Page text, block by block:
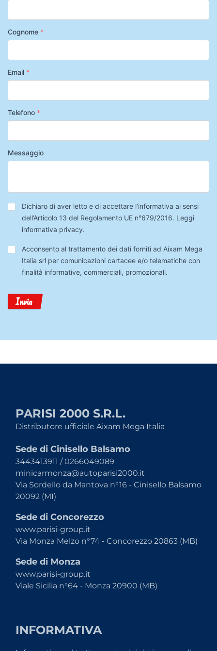
Cognome *
Email *
Telefono *
Messaggio
Privacy*
Dichiaro di aver letto e di accettare l’informativa ai sensi
dell’Articolo 13 del Regolamento UE n°679/2016. Leggi
informativa privacy.
Trattamento
Dati
Acconsento al trattamento dei dati forniti ad Aixam Mega
Italia srl per comunicazioni cartacee e/o telematiche con
finalità informative, commerciali, promozionali.
Invia
PARISI 2000 S.R.L.
Distributore ufficiale Aixam Mega Italia
Sede di Cinisello Balsamo
3443413911 / 0266049089
minicarmonza@autoparisi2000.it
Via Sordello da Mantova n°16 - Cinisello Balsamo
20092 (MI)
Sede di Concorezzo
www.parisi-group.it
Via Monza Melzo n°74 - Concorezzo 20863 (MB)
Sede di Monza
www.parisi-group.it
Viale Sicilia n°64 - Monza 20900 (MB)
INFORMATIVA